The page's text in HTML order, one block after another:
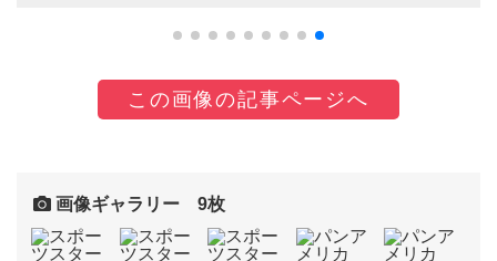
この画像の記事ページへ
画像ギャラリー 9枚